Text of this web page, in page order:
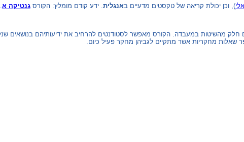
‎)‏, וכן יכולת קריאה של טקסטים מדעיים ב אנגלית . ידע קודם מומלץ: הקורסגנטיקה א
חלק מהשיטות במעבדה. הקורס מאפשר לסטודנטים להרחיב את ידיעותיהם בנושאים
שאלות מחקריות אשר מתקיים לגביהן מחקר פעיל כיום.